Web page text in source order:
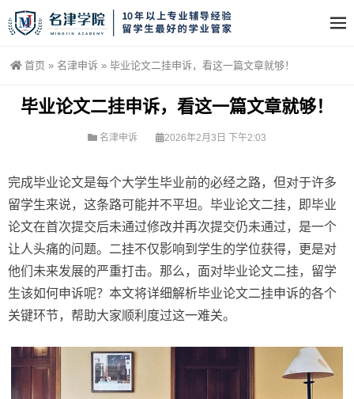
首页 » 名津申诉 » 毕业论文二挂申诉，看这一篇文章就够！
毕业论文二挂申诉，看这一篇文章就够！
名津申诉 2026年2月3日 下午2:03
完成毕业论文是每个大学生毕业前的必经之路，但对于许多
留学生来说，这条路可能并不平坦。毕业论文二挂，即毕业
论文在首次提交后未通过修改并再次提交仍未通过，是一个
让人头痛的问题。二挂不仅影响到学生的学位获得，更是对
他们未来发展的严重打击。那么，面对毕业论文二挂，留学
生该如何申诉呢？本文将详细解析毕业论文二挂申诉的各个
关键环节，帮助大家顺利度过这一难关。